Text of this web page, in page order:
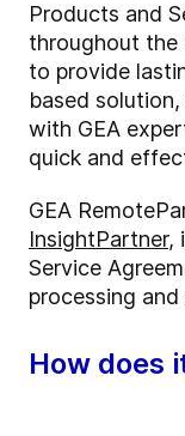
Products and
throughout the
to provide
based
with GEA
quick and
GEA
InsightPartner,
Service
processing
How does